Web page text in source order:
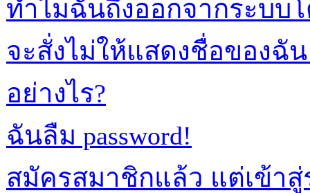
ทำไมฉันถึงออกจากระบบ
จะสั่งไม่ให้แสดงชื่อของฉั
อย่างไร?
ฉันลืม password!
สมัครสมาชิกแล้ว แต่เข้าสู่